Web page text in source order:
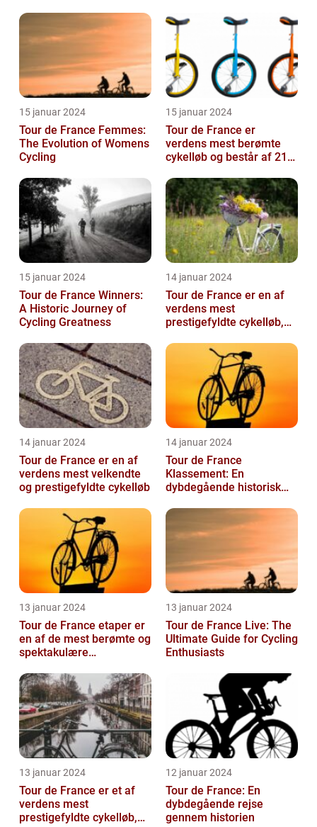
15 januar 2024
Tour de France Femmes:
The Evolution of Womens
Cycling
15 januar 2024
Tour de France er
verdens mest berømte
cykelløb og består af 21
15 januar 2024
Tour de France Winners:
A Historic Journey of
Cycling Greatness
14 januar 2024
Tour de France er en af
verdens mest
prestigefyldte cykelløb,
seere hver...
14 januar 2024
Tour de France er en af
verdens mest velkendte
og prestigefyldte cykelløb
14 januar 2024
Tour de France
Klassement: En
dybdegående historisk
13 januar 2024
Tour de France etaper er
en af de mest berømte og
spektakulære
professionel c...
13 januar 2024
Tour de France Live: The
Ultimate Guide for Cycling
Enthusiasts
13 januar 2024
Tour de France er et af
verdens mest
prestigefyldte cykelløb,
12 januar 2024
Tour de France: En
dybdegående rejse
gennem historien